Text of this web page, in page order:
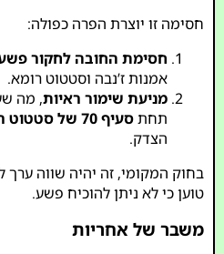
חסימה זו יוצרת הפרה כפולה:
חסימת החובה לחקור
אמנות ז’נבה וסטטוט רומא.
מניעת שימור ראיות, מה
תחתסעיף 70 של סטטוט רומא
הצדק.
בחוק המקומי, זה יהיה שווה
טוען כי לא ניתן להוכיח פשע.
משבר של אחריות